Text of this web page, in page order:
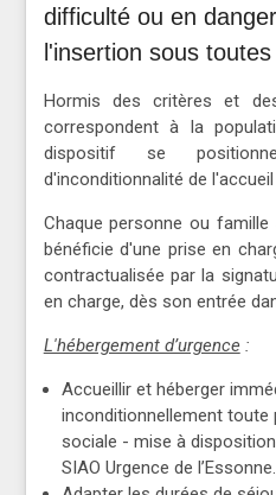
difficulté ou en
l'insertion sous
Hormis des critères et
correspondent à la
dispositif se
d'inconditionnalité de
Chaque personne ou
bénéficie d'une prise en
contractualisée par la
en charge, dès son entrée
L'hébergement d’urgence :
Accueillir et héberger
inconditionnellement toute
sociale - mise à
SIAO Urgence de l’Essonne.